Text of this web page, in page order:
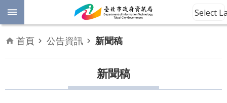
跳到主要內容區塊
進
料
Select
首頁 公告資訊 新聞稿
新聞稿